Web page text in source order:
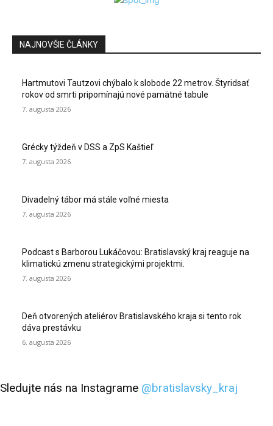
NAJNOVŠIE ČLÁNKY
Hartmutovi Tautzovi chýbalo k slobode 22 metrov. Štyridsať
rokov od smrti pripomínajú nové pamätné tabule
7. augusta 2026
Grécky týždeň v DSS a ZpS Kaštieľ
7. augusta 2026
Divadelný tábor má stále voľné miesta
7. augusta 2026
Podcast s Barborou Lukáčovou: Bratislavský kraj reaguje na
klimatickú zmenu strategickými projektmi.
7. augusta 2026
Deň otvorených ateliérov Bratislavského kraja si tento rok
dáva prestávku
6. augusta 2026
Sledujte nás na Instagrame @bratislavsky_kraj